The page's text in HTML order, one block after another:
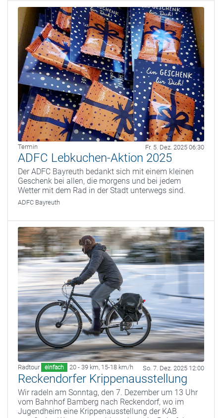
Termin Fr. 5. Dez. 2025 06:30
ADFC Lebkuchen-Aktion 2025
Der ADFC Bayreuth bedankt sich mit einem kleinen
Geschenk bei allen, die morgens und bei jedem
Wetter mit dem Rad in der Stadt unterwegs sind.
ADFC Bayreuth
Radtour einfach 20 - 39 km, 15-18 km/h So. 7. Dez. 2025 12:00
Reckendorfer Krippenausstellung
Wir radeln am Sonntag, den 7. Dezember um 13 Uhr
vom Bahnhof Bamberg nach Reckendorf, wo im
Jugendheim eine Krippenausstellung der KAB